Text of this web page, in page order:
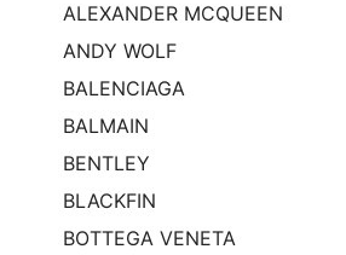
ALEXANDER MCQUEEN
ANDY WOLF
BALENCIAGA
BALMAIN
BENTLEY
BLACKFIN
BOTTEGA VENETA